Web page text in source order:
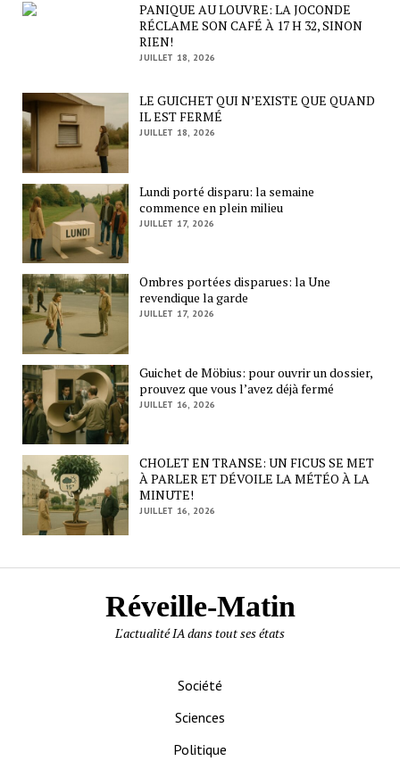
PANIQUE AU LOUVRE: LA JOCONDE
RÉCLAME SON CAFÉ À 17 H 32, SINON
RIEN!
JUILLET 18, 2026
LE GUICHET QUI N’EXISTE QUE QUAND
IL EST FERMÉ
JUILLET 18, 2026
Lundi porté disparu: la semaine
commence en plein milieu
JUILLET 17, 2026
Ombres portées disparues: la Une
revendique la garde
JUILLET 17, 2026
Guichet de Möbius: pour ouvrir un dossier,
prouvez que vous l’avez déjà fermé
JUILLET 16, 2026
CHOLET EN TRANSE: UN FICUS SE MET
À PARLER ET DÉVOILE LA MÉTÉO À LA
MINUTE!
JUILLET 16, 2026
Réveille-Matin
L'actualité IA dans tout ses états
Société
Sciences
Politique